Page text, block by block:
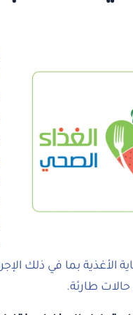
بما في ذلك
حالات طارئة.